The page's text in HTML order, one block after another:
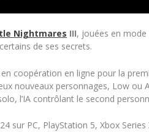
Nightmares III, jouées en
de ses secrets.
coopération en ligne pour la
nouveaux personnages, Low
l’IA contrôlant le second
sur PC, PlayStation 5, Xbox